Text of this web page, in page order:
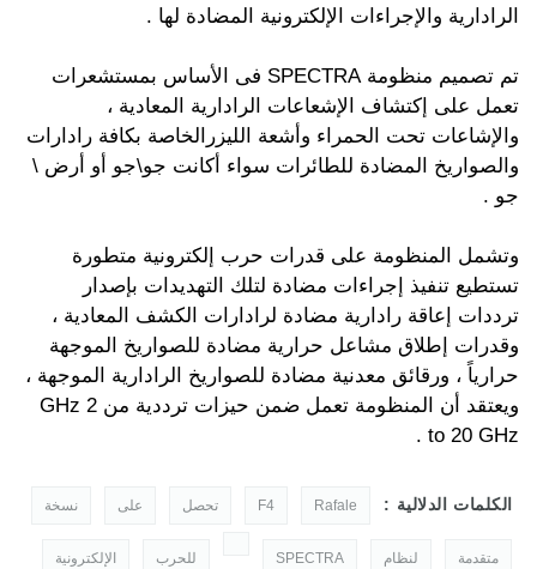
الرادارية والإجراءات الإلكترونية المضادة لها .
تم تصميم منظومة
SPECTRA فى الأساس بمستشعرات
تعمل على إكتشاف الإشعاعات الرادارية المعادية ،
والإشاعات تحت الحمراء وأشعة الليزرالخاصة بكافة رادارات
والصواريخ المضادة للطائرات سواء أكانت جو\جو أو أرض \
جو .
وتشمل المنظومة على قدرات حرب إلكترونية متطورة
تستطيع تنفيذ إجراءات مضادة لتلك التهديدات بإصدار
ترددات إعاقة رادارية مضادة لرادارات الكشف المعادية ،
وقدرات إطلاق مشاعل حرارية مضادة للصواريخ الموجهة
حرارياً ، ورقائق معدنية مضادة للصواريخ الرادارية الموجهة ،
ويعتقد أن المنظومة تعمل ضمن حيزات ترددية من 2 GHz
to 20 GHz .
الكلمات الدلالية : Rafale
F4 تحصل على نسخة
متقدمة لنظام SPECTRA للحرب الإلكترونية